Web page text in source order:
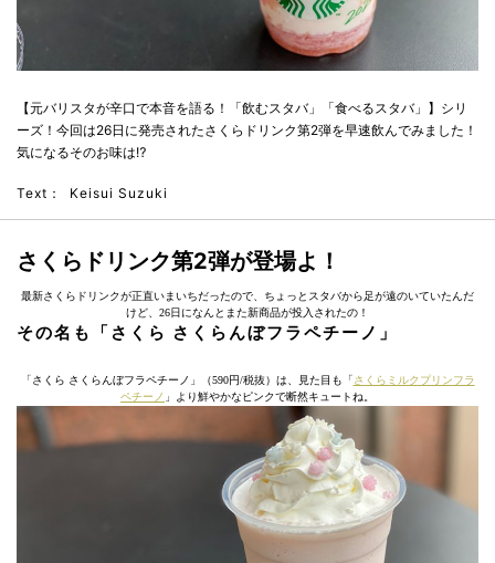
【元バリスタが辛口で本音を語る！「飲むスタバ」「食べるスタバ」】シリ
ーズ！今回は26日に発売されたさくらドリンク第2弾を早速飲んでみました！
気になるそのお味は⁉︎
Text： Keisui Suzuki
さくらドリンク第2弾が登場よ！
最新さくらドリンクが正直いまいちだったので、ちょっとスタバから足が遠のいていたんだ
けど、26日になんとまた新商品が投入されたの！
その名も「さくら さくらんぼフラペチーノ」
「さくら さくらんぼフラペチーノ」（590円/税抜）は、見た目も「さくらミルクプリンフラ
ペチーノ 」より鮮やかなピンクで断然キュートね。